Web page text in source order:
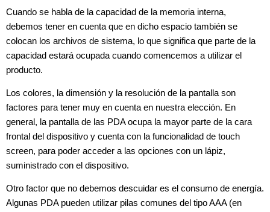
Cuando se habla de la capacidad de la memoria interna,
debemos tener en cuenta que en dicho espacio también se
colocan los archivos de sistema, lo que significa que parte de la
capacidad estará ocupada cuando comencemos a utilizar el
producto.
Los colores, la dimensión y la resolución de la pantalla son
factores para tener muy en cuenta en nuestra elección. En
general, la pantalla de las PDA ocupa la mayor parte de la cara
frontal del dispositivo y cuenta con la funcionalidad de touch
screen, para poder acceder a las opciones con un lápiz,
suministrado con el dispositivo.
Otro factor que no debemos descuidar es el consumo de energía.
Algunas PDA pueden utilizar pilas comunes del tipo AAA (en